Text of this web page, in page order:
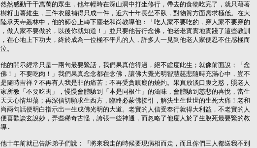
然然感動千千萬萬的眾生，他年輕時在深山洞中打坐修行，帶去的食物吃完了，就只藉著
樹籽山薯維生，三件衣服補得只成一件，近六十年長坐不臥，對物質方面需求極低。在大
陸承天寺叢林中，他的師公上轉下塵老和尚教導他：「吃人家不要吃的，穿人家不要穿的
，做人家不要做的，以後你就知道！」並只要他苦行念佛，他老老實實地實踐了這些教訓
，在心地上下功夫，終於成為一位極不平凡的人，許多人一見到他老人家便忍不住感極而
泣。
他的開示經常只是一兩句最要緊話，我們果真信得過，絕不虛度此生；就像前面說；「念
佛！」不要吃肉！」我們果真念念都在念佛，讓佛大覺光明智慧慈悲隨時充滿心中，豈不
是隨時吉祥？不再有人我是非的痛苦；不再受貪瞋癡的燒灼。果真放淡口腹之慾，照老人
家所教「不要吃肉」，慢慢會體驗到「本是同根生」的滋味，會體驗到慈悲的喜悅，當生
天天心情坦蕩；再深信切願求生西方，臨終必蒙佛接引，解決生生世世的生死大痛！老和
尚兩句話便明白指示出一生成佛光明的大道。老實的人信受奉行就得大利益，不老實的人
便喜歡談玄說妙，弄些稀奇古怪，誇張一些神通，而忽略了他度人於了生脫死最要緊的教
導.
他十年前就已告訴弟子們說：『將來我走的時候要現病相而走，而且你們三人都送我不到